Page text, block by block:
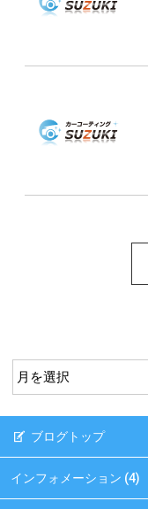
ブログトップ
インフォメーション (4)